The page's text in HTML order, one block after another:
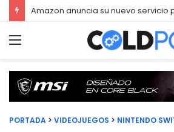
Menú
PORTADA > VIDEOJUEGOS > NINTENDO